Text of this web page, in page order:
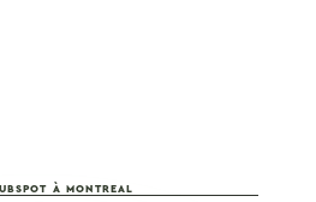
À MONTREAL